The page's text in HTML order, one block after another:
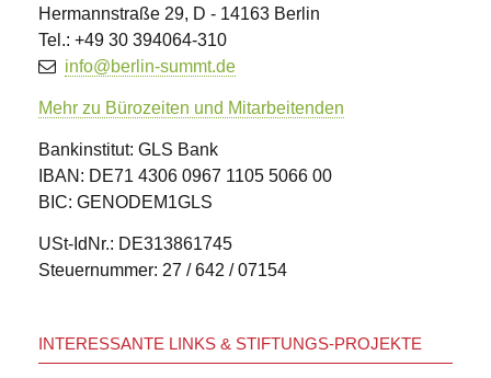
Hermannstraße 29, D - 14163 Berlin
Tel.: +49 30 394064-310
info@berlin-summt.de
Mehr zu Bürozeiten und Mitarbeitenden
Bankinstitut: GLS Bank
IBAN: DE71 4306 0967 1105 5066 00
BIC: GENODEM1GLS
USt-IdNr.: DE313861745
Steuernummer: 27 / 642 / 07154
INTERESSANTE LINKS & STIFTUNGS-PROJEKTE